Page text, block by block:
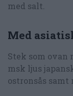
med salt.
Med
Stek som
msk ljus
ostronsås samt